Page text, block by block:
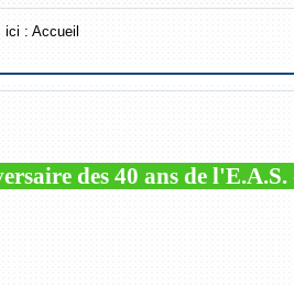
ici : Accueil
des 40 ans de